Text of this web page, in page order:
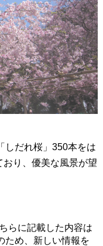
しだれ桜」350本をは
り、優美な風景が望
らに記載した内容は
ため、新しい情報を